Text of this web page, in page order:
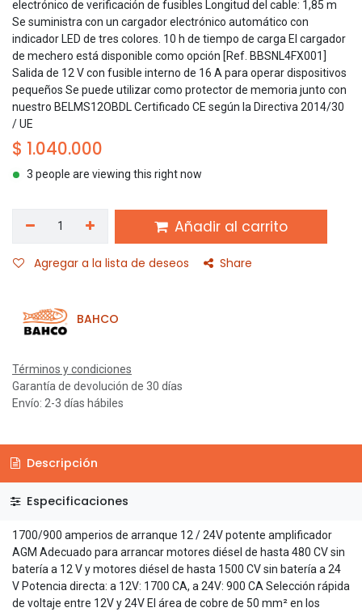
electrónico de verificación de fusibles Longitud del cable: 1,85 m
Se suministra con un cargador electrónico automático con
indicador LED de tres colores. 10 h de tiempo de carga El cargador
de mechero está disponible como opción [Ref. BBSNL4FX001]
Salida de 12 V con fusible interno de 16 A para operar dispositivos
pequeños Se puede utilizar como protector de memoria junto con
nuestro BELMS12OBDL Certificado CE según la Directiva 2014/30
/ UE
$ 1.040.000
3 people are viewing this right now
Añadir al carrito
Agregar a la lista de deseos Share
BAHCO
Términos y condiciones
Garantía de devolución de 30 días
Envío: 2-3 días hábiles
Descripción
Especificaciones
1700/900 amperios de arranque 12 / 24V potente amplificador
AGM Adecuado para arrancar motores diésel de hasta 480 CV sin
batería a 12 V y motores diésel de hasta 1500 CV sin batería a 24
V Potencia directa: a 12V: 1700 CA, a 24V: 900 CA Selección rápida
de voltaje entre 12V y 24V El área de cobre de 50 mm² en los